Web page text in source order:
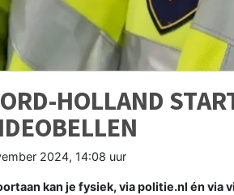
HOLLAND
2024, 14:08 uur
kan je fysiek, via politie.nl én